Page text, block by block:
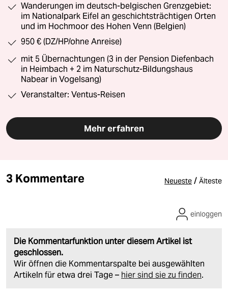
Wanderungen im deutsch-belgischen Grenzgebiet:
im Nationalpark Eifel an geschichtsträchtigen Orten
und im Hochmoor des Hohen Venn (Belgien)
950 € (DZ/HP/ohne Anreise)
mit 5 Übernachtungen (3 in der Pension Diefenbach
in Heimbach + 2 im Naturschutz-Bildungshaus
Nabear in Vogelsang)
Veranstalter: Ventus-Reisen
Mehr erfahren
3 Kommentare Neueste / Älteste
Die Kommentarfunktion unter diesem Artikel ist
geschlossen.
Wir öffnen die Kommentarspalte bei ausgewählten
Artikeln für etwa drei Tage – hier sind sie zu finden.
einloggen